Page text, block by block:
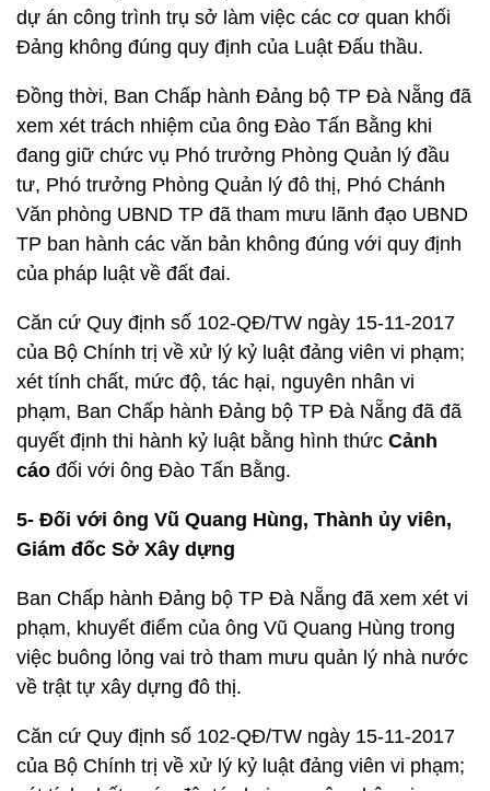
dự án công trình trụ sở làm việc các cơ quan khối
Đảng không đúng quy định của Luật Đấu thầu.
Đồng thời, Ban Chấp hành Đảng bộ TP Đà Nẵng đã
xem xét trách nhiệm của ông Đào Tấn Bằng khi
đang giữ chức vụ Phó trưởng Phòng Quản lý đầu
tư, Phó trưởng Phòng Quản lý đô thị, Phó Chánh
Văn phòng UBND TP đã tham mưu lãnh đạo UBND
TP ban hành các văn bản không đúng với quy định
của pháp luật về đất đai.
Căn cứ Quy định số 102-QĐ/TW ngày 15-11-2017
của Bộ Chính trị về xử lý kỷ luật đảng viên vi phạm;
xét tính chất, mức độ, tác hại, nguyên nhân vi
phạm, Ban Chấp hành Đảng bộ TP Đà Nẵng đã đã
quyết định thi hành kỷ luật bằng hình thức Cảnh
cáo đối với ông Đào Tấn Bằng.
5- Đối với ông Vũ Quang Hùng, Thành ủy viên,
Giám đốc Sở Xây dựng
Ban Chấp hành Đảng bộ TP Đà Nẵng đã xem xét vi
phạm, khuyết điểm của ông Vũ Quang Hùng trong
việc buông lỏng vai trò tham mưu quản lý nhà nước
về trật tự xây dựng đô thị.
Căn cứ Quy định số 102-QĐ/TW ngày 15-11-2017
của Bộ Chính trị về xử lý kỷ luật đảng viên vi phạm;